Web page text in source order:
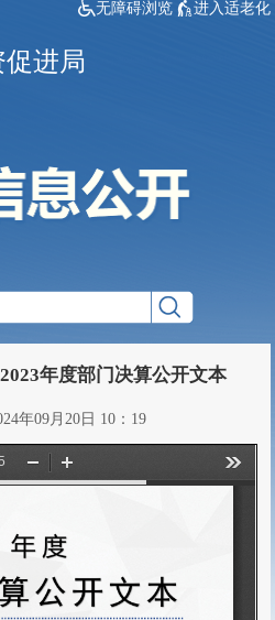
无障碍浏览 进入适老化
进局
年度部门决算公开文本
年09月20日 10：19